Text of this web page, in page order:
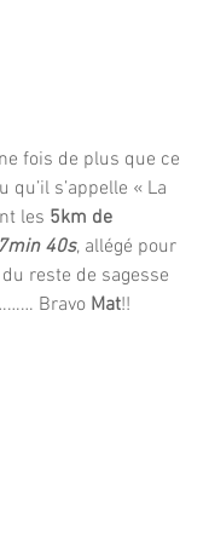
fois de plus que ce
qu’il s’appelle « La
les 5km de
40s, allégé pour
reste de sagesse
Bravo Mat!!